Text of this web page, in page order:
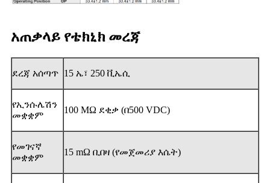
አጠቃላይ የቴክኒክ መረጃ
ደረጃ አሰጣጥ 15 ኤ፣ 250 ቪኤሲ
የኢንሱሌሽን
መቋቋም
100 MΩ ደቂቃ (በ500 VDC)
የመገናኛ
መቋቋም
15 mΩ ቢበዛ (የመጀመሪያ እሴት)